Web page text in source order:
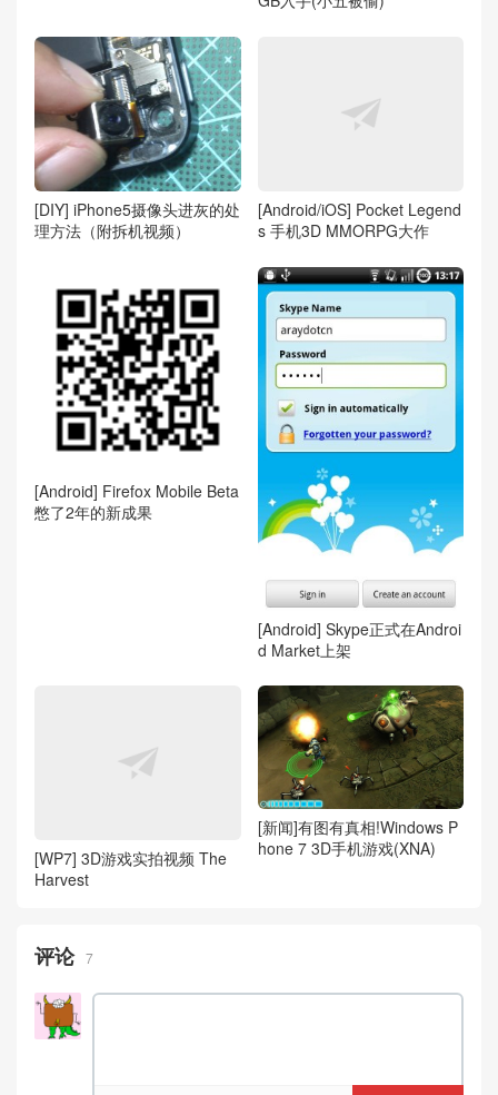
[DIY] iPhone5摄像头进灰的处
理方法（附拆机视频）
[Android/iOS] Pocket Legend
s 手机3D MMORPG大作
[Android] Firefox Mobile Beta
憋了2年的新成果
[Android] Skype正式在Androi
d Market上架
[WP7] 3D游戏实拍视频 The
Harvest
[新闻]有图有真相!Windows P
hone 7 3D手机游戏(XNA)
评论 7